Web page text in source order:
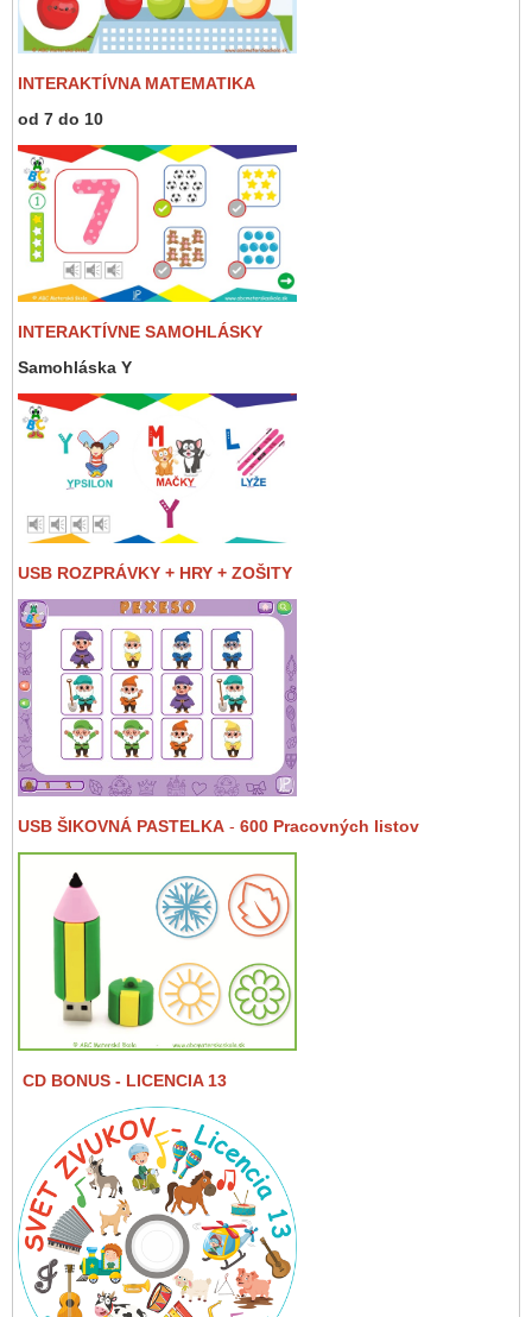
INTERAKTÍVNA MATEMATIKA
od 7 do 10
INTERAKTÍVNE SAMOHLÁSKY
Samohláska Y
USB ROZPRÁVKY + HRY + ZOŠITY
USB ŠIKOVNÁ PASTELKA - 600 Pracovných listov
CD BONUS - LICENCIA 13